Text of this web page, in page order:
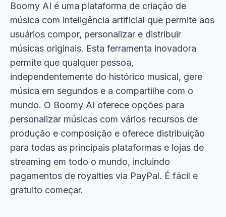
Boomy AI é uma plataforma de criação de
música com inteligência artificial que permite aos
usuários compor, personalizar e distribuir
músicas originais. Esta ferramenta inovadora
permite que qualquer pessoa,
independentemente do histórico musical, gere
música em segundos e a compartilhe com o
mundo. O Boomy AI oferece opções para
personalizar músicas com vários recursos de
produção e composição e oferece distribuição
para todas as principais plataformas e lojas de
streaming em todo o mundo, incluindo
pagamentos de royalties via PayPal. É fácil e
gratuito começar.